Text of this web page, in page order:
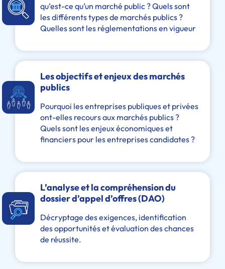
qu’est-ce qu’un marché public ? Quels sont
les différents types de marchés publics ?
Quelles sont les réglementations en vigueur
Les objectifs et enjeux des marchés
publics
Pourquoi les entreprises publiques et privées
ont-elles recours aux marchés publics ?
Quels sont les enjeux économiques et
financiers pour les entreprises candidates ?
L’analyse et la compréhension du
dossier d’appel d’offres (DAO)
Décryptage des exigences, identification
des opportunités et évaluation des chances
de réussite.